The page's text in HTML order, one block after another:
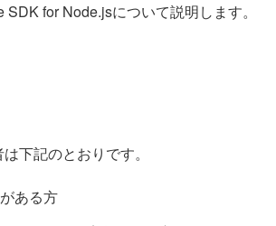
for Node.jsについて説明します。
下記のとおりです。
ある方